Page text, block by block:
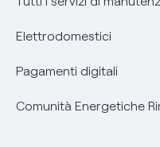
Elettrodomestici
Pagamenti digitali
Comunità Energetiche